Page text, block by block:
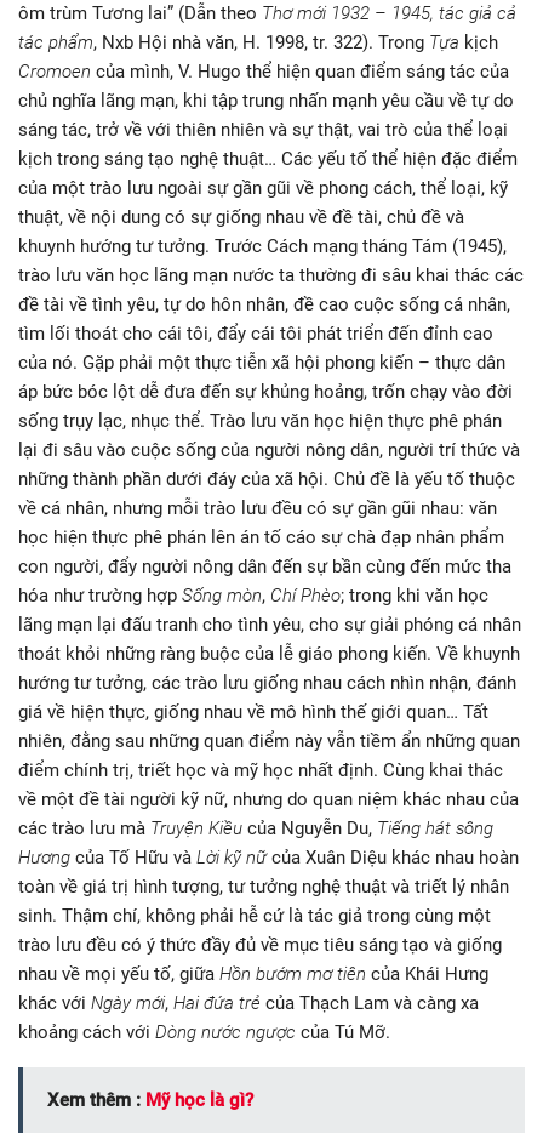
ôm trùm Tương lai” (Dẫn theo Thơ mới 1932 – 1945, tác giả cả
tác phẩm, Nxb Hội nhà văn, H. 1998, tr. 322). Trong Tựa kịch
Cromoen của mình, V. Hugo thể hiện quan điểm sáng tác của
chủ nghĩa lãng mạn, khi tập trung nhấn mạnh yêu cầu về tự do
sáng tác, trở về với thiên nhiên và sự thật, vai trò của thể loại
kịch trong sáng tạo nghệ thuật… Các yếu tố thể hiện đặc điểm
của một trào lưu ngoài sự gần gũi về phong cách, thể loại, kỹ
thuật, về nội dung có sự giống nhau về đề tài, chủ đề và
khuynh hướng tư tưởng. Trước Cách mạng tháng Tám (1945),
trào lưu văn học lãng mạn nước ta thường đi sâu khai thác các
đề tài về tình yêu, tự do hôn nhân, đề cao cuộc sống cá nhân,
tìm lối thoát cho cái tôi, đẩy cái tôi phát triển đến đỉnh cao
của nó. Gặp phải một thực tiễn xã hội phong kiến – thực dân
áp bức bóc lột dễ đưa đến sự khủng hoảng, trốn chạy vào đời
sống trụy lạc, nhục thể. Trào lưu văn học hiện thực phê phán
lại đi sâu vào cuộc sống của người nông dân, người trí thức và
những thành phần dưới đáy của xã hội. Chủ đề là yếu tố thuộc
về cá nhân, nhưng mỗi trào lưu đều có sự gần gũi nhau: văn
học hiện thực phê phán lên án tố cáo sự chà đạp nhân phẩm
con người, đẩy người nông dân đến sự bần cùng đến mức tha
hóa như trường hợp Sống mòn, Chí Phèo; trong khi văn học
lãng mạn lại đấu tranh cho tình yêu, cho sự giải phóng cá nhân
thoát khỏi những ràng buộc của lễ giáo phong kiến. Về khuynh
hướng tư tưởng, các trào lưu giống nhau cách nhìn nhận, đánh
giá về hiện thực, giống nhau về mô hình thế giới quan… Tất
nhiên, đằng sau những quan điểm này vẫn tiềm ẩn những quan
điểm chính trị, triết học và mỹ học nhất định. Cùng khai thác
về một đề tài người kỹ nữ, nhưng do quan niệm khác nhau của
các trào lưu mà Truyện Kiều của Nguyễn Du, Tiếng hát sông
Hương của Tố Hữu và Lời kỹ nữcủa Xuân Diệu khác nhau hoàn
toàn về giá trị hình tượng, tư tưởng nghệ thuật và triết lý nhân
sinh. Thậm chí, không phải hễ cứ là tác giả trong cùng một
trào lưu đều có ý thức đầy đủ về mục tiêu sáng tạo và giống
nhau về mọi yếu tố, giữa Hồn bướm mơ tiên của Khái Hưng
khác với Ngày mới, Hai đứa trẻ của Thạch Lam và càng xa
khoảng cách với Dòng nước ngược của Tú Mỡ.
Xem thêm : Mỹ học là gì?